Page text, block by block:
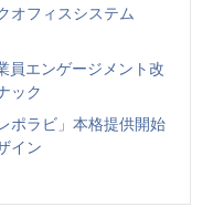
オフィスシステム
員エンゲージメント改
ック
ポラビ」本格提供開始
イン